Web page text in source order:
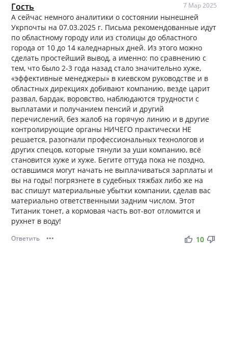
Гость 7 Мар 2025
А сейчас немного аналитики о состоянии нынешней
Укрпочты на 07.03.2025 г. Письма рекомендованные идут
по областному городу или из столицы до областного
города от 10 до 14 каледнарных дней. Из этого можно
сделать простейший вывод, а именно: по сравнению с
тем, что было 2-3 года назад стало значительно хуже,
«эффективные менеджеры» в киевском руководстве и в
областных дирекциях добивают компанию, везде царит
развал, бардак, воровство, наблюдаются трудности с
выплатами и получанием пенсий и другий
перечислений, без жалоб на горячую линию и в другие
контролирующие органы НИЧЕГО практически НЕ
решается, разогнали профессиональных технологов и
других спецов, которые тянули за уши компанию, всё
становится хуже и хуже. Бегите оттуда пока не поздно,
оставшимся могут начать не выплачиваться зарплаты и
вы на годы! погрязнете в судебных тяжбах либо же на
вас спишут материальные убытки компании, сделав вас
материально ответственными задним числом. Этот
Титаник тонет, а кормовая часть вот-вот отломится и
рухнет в воду!
Ответить ••• thumb_up thumb_down
10